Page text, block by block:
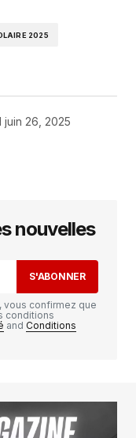
2025
juin 26, 2025
publiée. Les
avec
nouvelles
S'ABONNER
vous confirmez que
conditions
and Conditions